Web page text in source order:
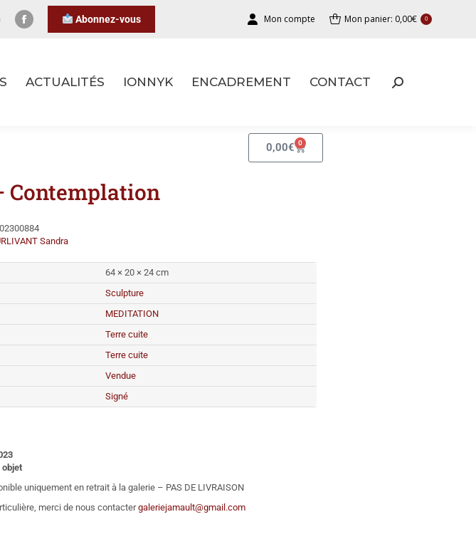
Abonnez-vous Mon compte Mon panier: 0,00€ 0
ACTUALITÉS IONNYK ENCADREMENT CONTACT
0,00€ 0
Contemplation
Sandra
64 × 20 × 24 cm
Sculpture
MEDITATION
Terre cuite
Terre cuite
Vendue
Signé
uniquement en retrait à la galerie – PAS DE LIVRAISON
merci de nous contactergaleriejamault@gmail.com